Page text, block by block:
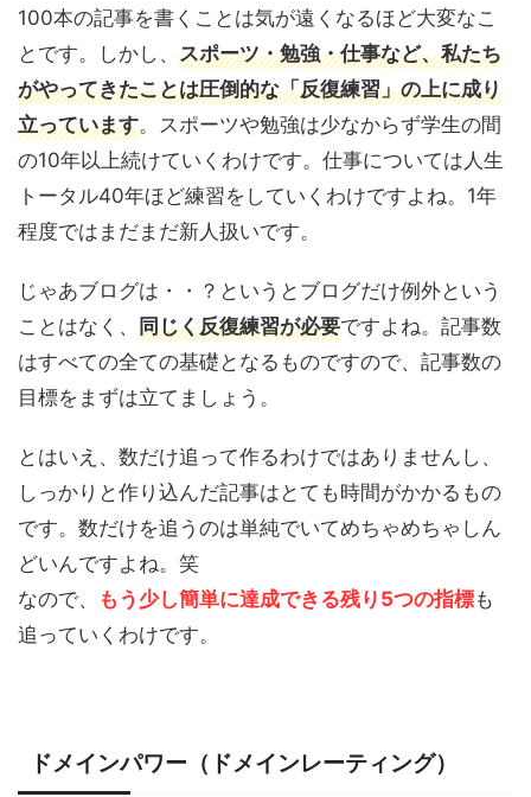
100本の記事を書くことは気が遠くなるほど大変なこ
とです。しかし、 スポーツ・勉強・仕事など、私たち
がやってきたことは圧倒的な「反復練習」の上に成り
立っています。スポーツや勉強は少なからず学生の間
の10年以上続けていくわけです。仕事については人生
トータル40年ほど練習をしていくわけですよね。1年
程度ではまだまだ新人扱いです。
じゃあブログは・・？というとブログだけ例外という
ことはなく、 同じく反復練習が必要ですよね。記事数
はすべての全ての基礎となるものですので、記事数の
目標をまずは立てましょう。
とはいえ、数だけ追って作るわけではありませんし、
しっかりと作り込んだ記事はとても時間がかかるもの
です。数だけを追うのは単純でいてめちゃめちゃしん
どいんですよね。笑
なので、
もう少し簡単に達成できる残り5つの指標も
追っていくわけです。
ドメインパワー（ドメインレーティング）